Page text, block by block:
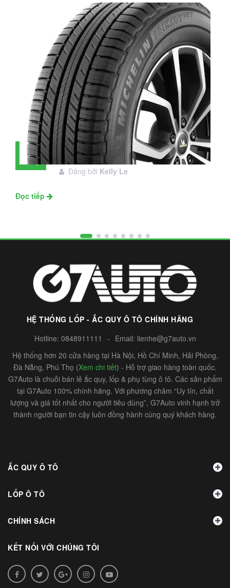
28
Tháng
Đánh giá lốp Michelin Primacy SUV:
Đáng đầu tư không?
Đăng bởi Kelly Le
Đọc tiếp
HỆ THỐNG LỐP - ẮC QUY Ô TÔ CHÍNH HÃNG
Hotline: 0848911111 - Email: lienhe@g7auto.vn
Hệ thống hơn 20 cửa hàng tại Hà Nội, Hồ Chí Minh, Hải Phòng,
Đà Nẵng, Phú Thọ (Xem chi tiết) - Hỗ trợ giao hàng toàn quốc.
G7Auto là chuỗi bán lẻ ắc quy, lốp & phụ tùng ô tô. Các sản phẩm
tại G7Auto 100% chính hãng. Với phương châm “Uy tín, chất
lượng và giá tốt nhất cho người tiêu dùng”, G7Auto vinh hạnh trở
thành người bạn tin cậy luôn đồng hành cùng quý khách hàng.
ẮC QUY Ô TÔ
LỐP Ô TÔ
CHÍNH SÁCH
KẾT NỐI VỚI CHÚNG TÔI